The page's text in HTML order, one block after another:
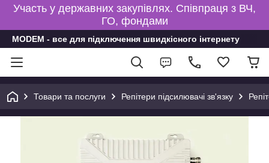
Участь у державних закупівлях. Співпраця з ВЧ,
ГО, фондами
MODEM - все для підключення швидкісного інтернету
Товари та послуги Репітери підсилювачі зв'язку